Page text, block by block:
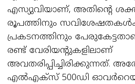
എസ്യുവിയാണ്, അതിന്റെ
രൂപത്തിനും
പ്രകടനത്തിനും
രണ്ട് വേരിയന്റുകളിലാണ്
അവതരിപ്പിച്ചിരിക്കുന്നത്.
എല്‍എക്സ് 500ഡി